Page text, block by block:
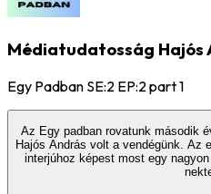
Médiatudatosság Hajós
Egy Padban SE:2 EP:2 part 1
Az Egy padban rovatunk második
Hajós András volt a vendégünk. Az
interjúhoz képest most egy